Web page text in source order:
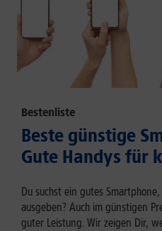
Bestenliste
Beste günstige
Gute Handys für
Du suchst ein gutes
ausgeben? Auch im günstigen
guter Leistung. Wir zeigen Dir,